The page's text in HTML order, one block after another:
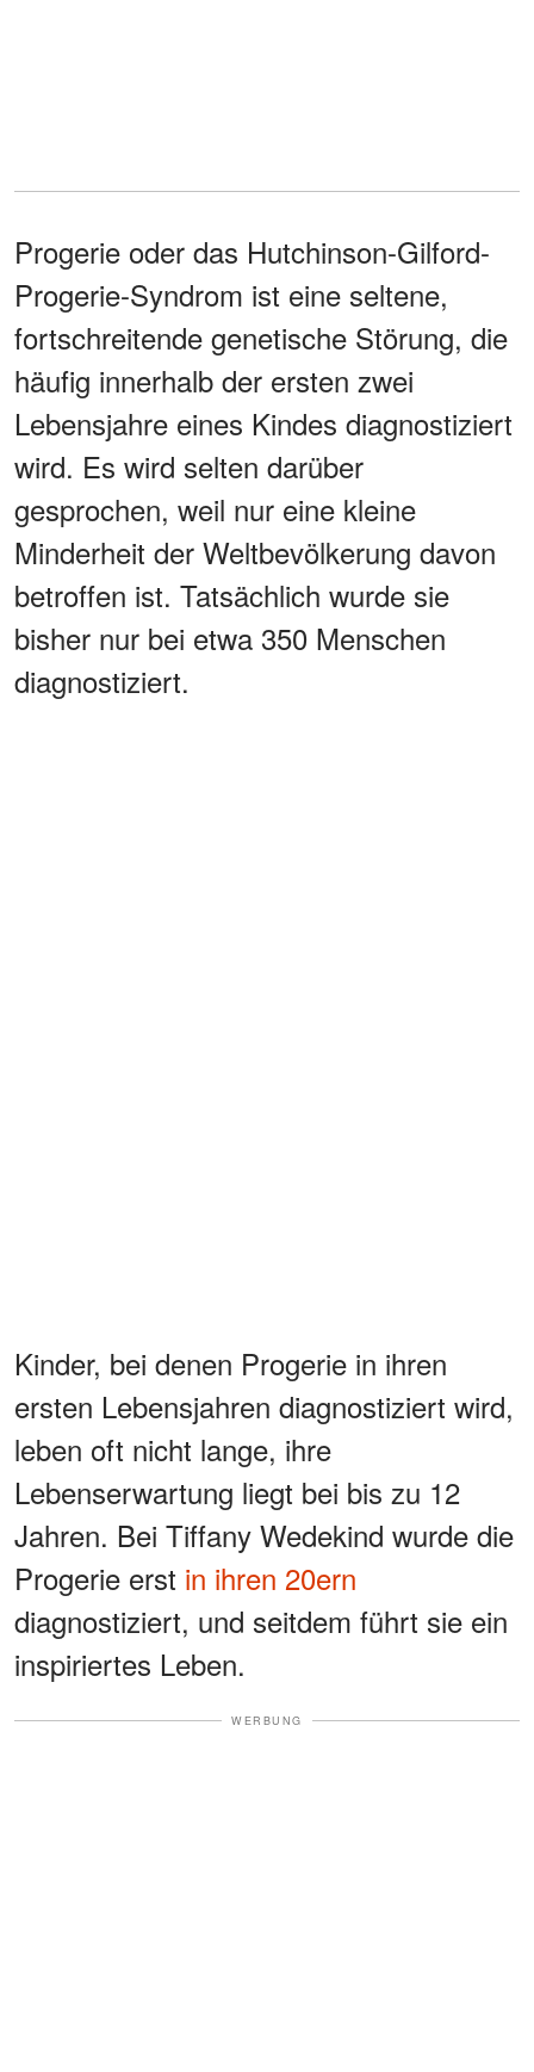
Progerie oder das Hutchinson-Gilford-
Progerie-Syndrom ist eine seltene,
fortschreitende genetische Störung, die
häufig innerhalb der ersten zwei
Lebensjahre eines Kindes diagnostiziert
wird. Es wird selten darüber
gesprochen, weil nur eine kleine
Minderheit der Weltbevölkerung davon
betroffen ist. Tatsächlich wurde sie
bisher nur bei etwa 350 Menschen
diagnostiziert.
Kinder, bei denen Progerie in ihren
ersten Lebensjahren diagnostiziert wird,
leben oft nicht lange, ihre
Lebenserwartung liegt bei bis zu 12
Jahren. Bei Tiffany Wedekind wurde die
Progerie erst in ihren 20ern
diagnostiziert, und seitdem führt sie ein
inspiriertes Leben.
WERBUNG